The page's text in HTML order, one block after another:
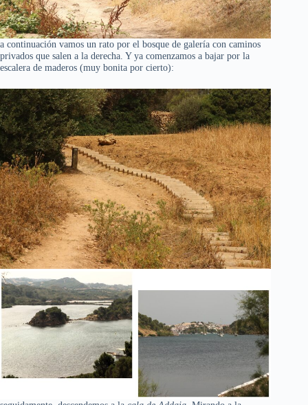
a continuación vamos un rato por el bosque de galería con caminos
privados que salen a la derecha. Y ya comenzamos a bajar por la
escalera de maderos (muy bonita por cierto):